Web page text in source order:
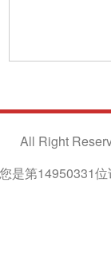
All Right
您是第14950331